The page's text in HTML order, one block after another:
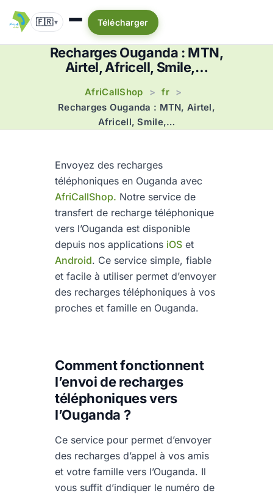
🇫🇷▾ Télécharger
Recharges Ouganda : MTN,
Airtel, Africell, Smile,…
AfriCallShop > fr >
Recharges Ouganda : MTN, Airtel,
Africell, Smile,…
Envoyez des recharges
téléphoniques en Ouganda avec
AfriCallShop. Notre service de
transfert de recharge téléphonique
vers l’Ouganda est disponible
depuis nos applications iOS et
Android. Ce service simple, fiable
et facile à utiliser permet d’envoyer
des recharges téléphoniques à vos
proches et famille en Ouganda.
Comment fonctionnent
l’envoi de recharges
téléphoniques vers
l’Ouganda ?
Ce service pour permet d’envoyer
des recharges d’appel à vos amis
et votre famille vers l’Ouganda. Il
vous suffit d’indiquer le numéro de